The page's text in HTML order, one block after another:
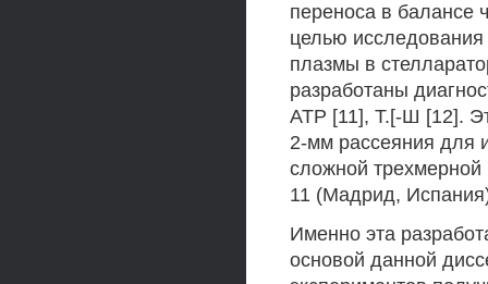
переноса в балансе
целью исследования
плазмы в
разработаны
АТР [11], Т.[-Ш [12].
2-мм рассеяния для
сложной трехмерной
11 (Мадрид,
Именно эта
основой данной